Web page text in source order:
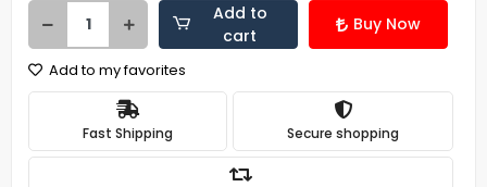
Add to
cart
Buy Now
Add to my favorites
Fast Shipping Secure shopping